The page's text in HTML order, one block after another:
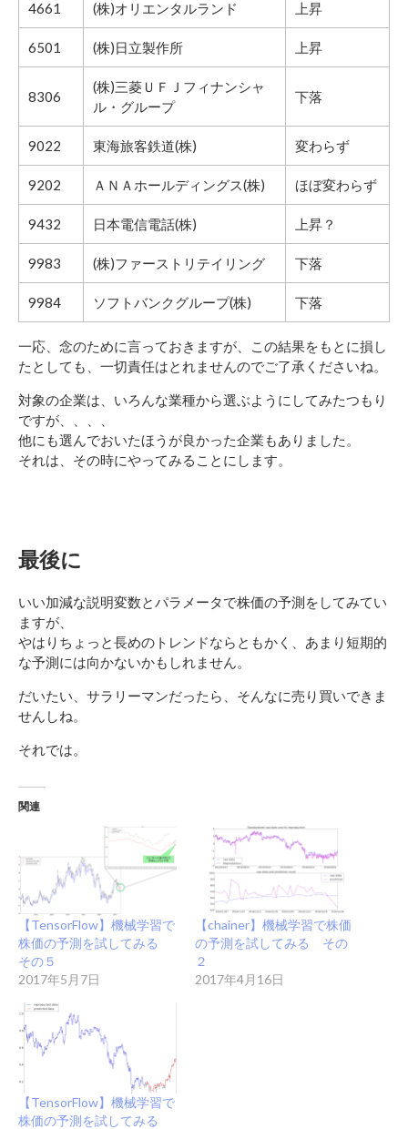
4661 (株)オリエンタルランド 上昇
6501 (株)日立製作所 上昇
8306
(株)三菱ＵＦＪフィナンシャ
ル・グループ
下落
9022 東海旅客鉄道(株) 変わらず
9202 ＡＮＡホールディングス(株) ほぼ変わらず
9432 日本電信電話(株) 上昇？
9983 (株)ファーストリテイリング 下落
9984 ソフトバンクグループ(株) 下落
一応、念のために言っておきますが、この結果をもとに損し
たとしても、一切責任はとれませんのでご了承くださいね。
対象の企業は、いろんな業種から選ぶようにしてみたつもり
ですが、、、、
他にも選んでおいたほうが良かった企業もありました。
それは、その時にやってみることにします。
最後に
いい加減な説明変数とパラメータで株価の予測をしてみてい
ますが、
やはりちょっと長めのトレンドならともかく、あまり短期的
な予測には向かないかもしれません。
だいたい、サラリーマンだったら、そんなに売り買いできま
せんしね。
それでは。
関連
【TensorFlow】機械学習で
株価の予測を試してみる
その５
2017年5月7日
【chainer】機械学習で株価
の予測を試してみる その
２
2017年4月16日
【TensorFlow】機械学習で
株価の予測を試してみる